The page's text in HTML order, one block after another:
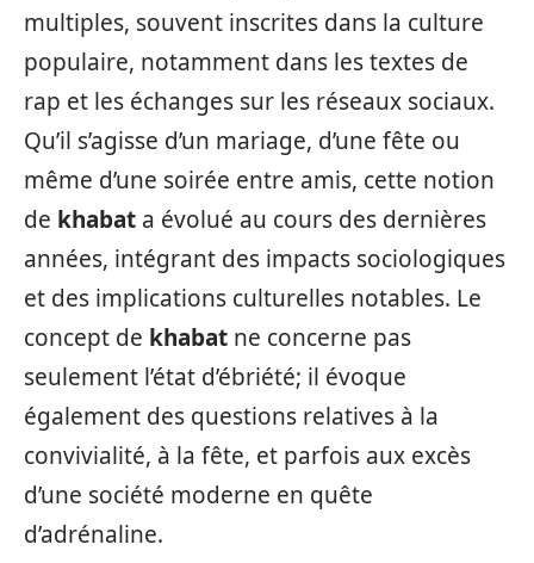
multiples, souvent inscrites dans la culture
populaire, notamment dans les textes de
rap et les échanges sur les réseaux sociaux.
Qu’il s’agisse d’un mariage, d’une fête ou
même d’une soirée entre amis, cette notion
de khabat a évolué au cours des dernières
années, intégrant des impacts sociologiques
et des implications culturelles notables. Le
concept de khabat ne concerne pas
seulement l’état d’ébriété; il évoque
également des questions relatives à la
convivialité, à la fête, et parfois aux excès
d’une société moderne en quête
d’adrénaline.